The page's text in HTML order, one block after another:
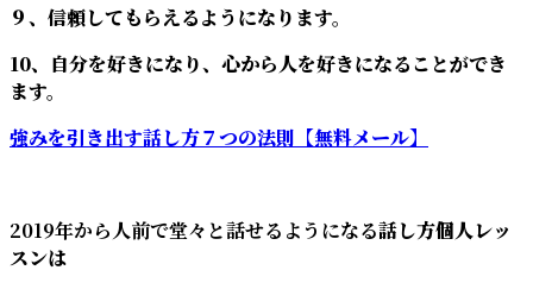
９、信頼してもらえるようになります。
10、自分を好きになり、心から人を好きになることができ
ます。
強みを引き出す話し方７つの法則【無料メール】
2019年から人前で堂々と話せるようになる話し方個人レッ
スンは